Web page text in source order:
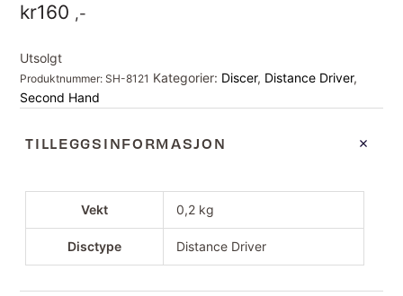
kr160 ,-
Utsolgt
Produktnummer:SH-8121 Kategorier: Discer, Distance Driver,
Second Hand
TILLEGGSINFORMASJON
Vekt 0,2 kg
Disctype Distance Driver